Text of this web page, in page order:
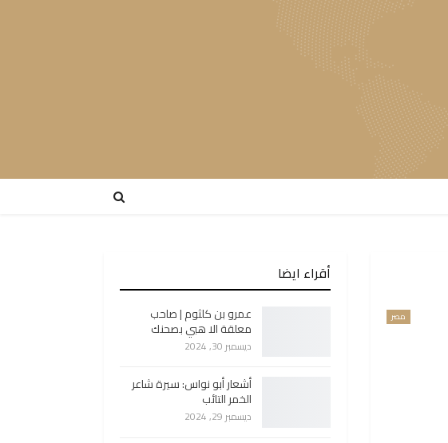
مصر
أقراء ايضا
عمرو بن كلثوم | صاحب
معلقة الا هبي بصحنك
ديسمبر 30, 2024
أشعار أبو نواس: سيرة شاعر
الخمر التائب
ديسمبر 29, 2024